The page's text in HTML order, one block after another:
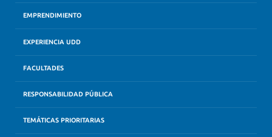
EMPRENDIMIENTO
EXPERIENCIA UDD
FACULTADES
RESPONSABILIDAD PÚBLICA
TEMÁTICAS PRIORITARIAS